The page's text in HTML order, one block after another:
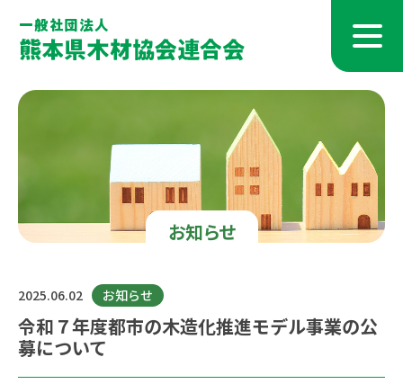
お知らせ
2025.06.02 お知らせ
令和７年度都市の木造化推進モデル事業の公
募について